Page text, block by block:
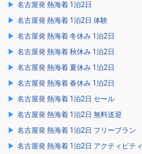
名古屋発 熱海着 1泊2日
名古屋発 熱海着 1泊2日 体験
名古屋発 熱海着 冬休み 1泊2日
名古屋発 熱海着 秋休み 1泊2日
名古屋発 熱海着 夏休み 1泊2日
名古屋発 熱海着 春休み 1泊2日
名古屋発 熱海着 1泊2日 セール
名古屋発 熱海着 1泊2日 無料送迎
名古屋発 熱海着 1泊2日 フリープラン
名古屋発 熱海着 1泊2日 アクティビティ